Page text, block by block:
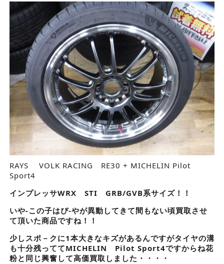
RAYS VOLK RACING RE30 + MICHELIN Pilot
Sport4
インプレッサWRX STI GRB/GVB系サイズ！！
いや-この子はぴ-やが異動してきて間もない頃買取させ
て頂いた商品ですね！！
少しスポ－クに1本大きなキズがあるんですがタイヤの溝
も十分残っててMICHELIN Pilot Sport4ですからね花
粉と同じ興奮して高価買取しました・・・・